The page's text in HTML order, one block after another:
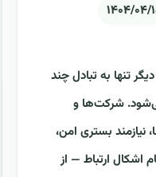
۰۴/۱۵
تنها به تبادل چند
شرکت‌ها و
نیازمند بستری امن،
اشکال ارتباط — از